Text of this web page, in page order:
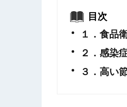
目次
１．食品
２．感染
３．高い